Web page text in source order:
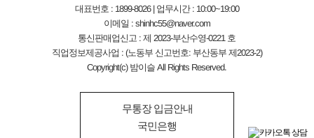
대표번호 : 1899-8026 | 업무시간 : 10:00~19:00
이메일 : shinhc55@naver.com
통신판매업신고 : 제 2023-부산수영-0221 호
직업정보제공사업 : (노동부 신고번호: 부산동부 제2023-2)
Copyright(c) 밤이슬 All Rights Reserved.
무통장 입금안내
국민은행